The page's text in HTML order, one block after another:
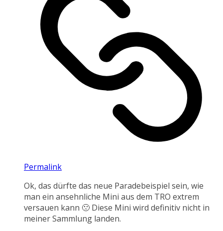
Permalink
Ok, das dürfte das neue Paradebeispiel sein, wie
man ein ansehnliche Mini aus dem TRO extrem
versauen kann 🙁 Diese Mini wird definitiv nicht in
meiner Sammlung landen.